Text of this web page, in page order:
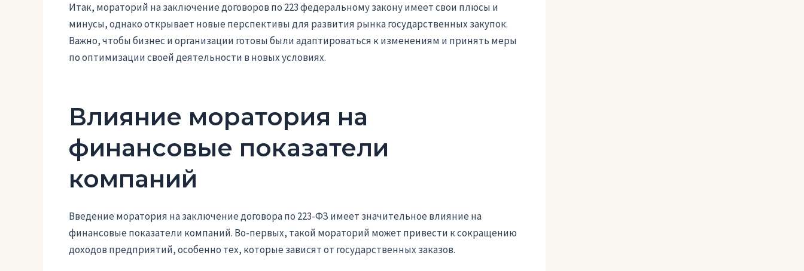
Итак, мораторий на заключение договоров по 223 федеральному закону имеет свои плюсы и
минусы, однако открывает новые перспективы для развития рынка государственных закупок.
Важно, чтобы бизнес и организации готовы были адаптироваться к изменениям и принять меры
по оптимизации своей деятельности в новых условиях.
Влияние моратория на
финансовые показатели
компаний
Введение моратория на заключение договора по 223-ФЗ имеет значительное влияние на
финансовые показатели компаний. Во-первых, такой мораторий может привести к сокращению
доходов предприятий, особенно тех, которые зависят от государственных заказов.